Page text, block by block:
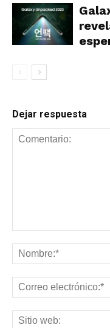
Dejar respuesta